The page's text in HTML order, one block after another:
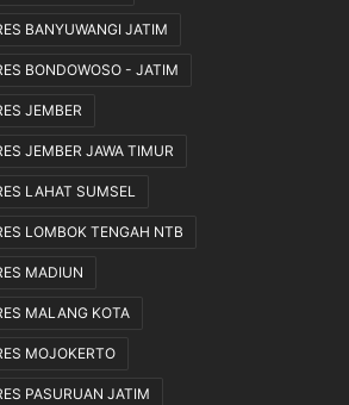
BANYUWANGI JATIM
BONDOWOSO - JATIM
JEMBER
JEMBER JAWA TIMUR
LAHAT SUMSEL
LOMBOK TENGAH NTB
MADIUN
MALANG KOTA
MOJOKERTO
PASURUAN JATIM